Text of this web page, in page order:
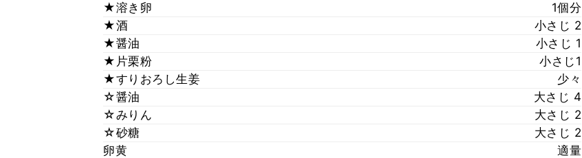
★溶き卵
1個分
★酒
小さじ 2
★醤油
小さじ 1
★片栗粉
小さじ1
★すりおろし生姜
少々
☆醤油
大さじ 4
☆みりん
大さじ 2
☆砂糖
大さじ 2
卵黄
適量